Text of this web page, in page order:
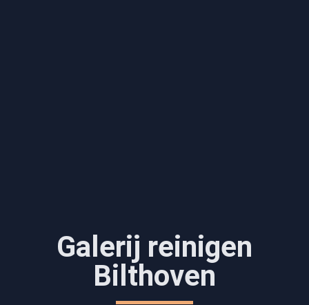
Galerij reinigen
Bilthoven